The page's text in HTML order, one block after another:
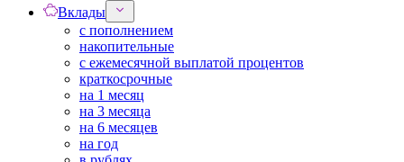
Вклады
с пополнением
накопительные
с ежемесячной выплатой процентов
краткосрочные
на 1 месяц
на 3 месяца
на 6 месяцев
на год